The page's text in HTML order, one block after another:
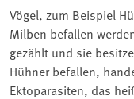
Vögel, zum Beispiel
Milben befallen
gezählt und sie
Hühner befallen,
Ektoparasiten, das